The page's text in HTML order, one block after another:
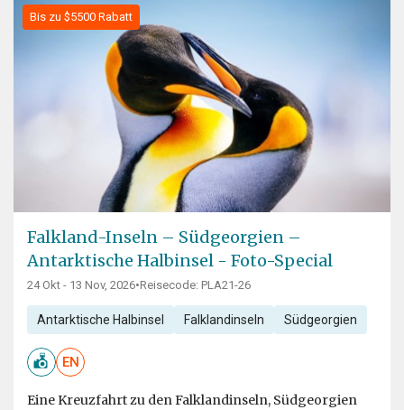
Bis zu $5500 Rabatt
Falkland-Inseln – Südgeorgien –
Antarktische Halbinsel - Foto-Special
24 Okt - 13 Nov, 2026•Reisecode: PLA21-26
Antarktische Halbinsel Falklandinseln Südgeorgien
EN
Eine Kreuzfahrt zu den Falklandinseln, Südgeorgien